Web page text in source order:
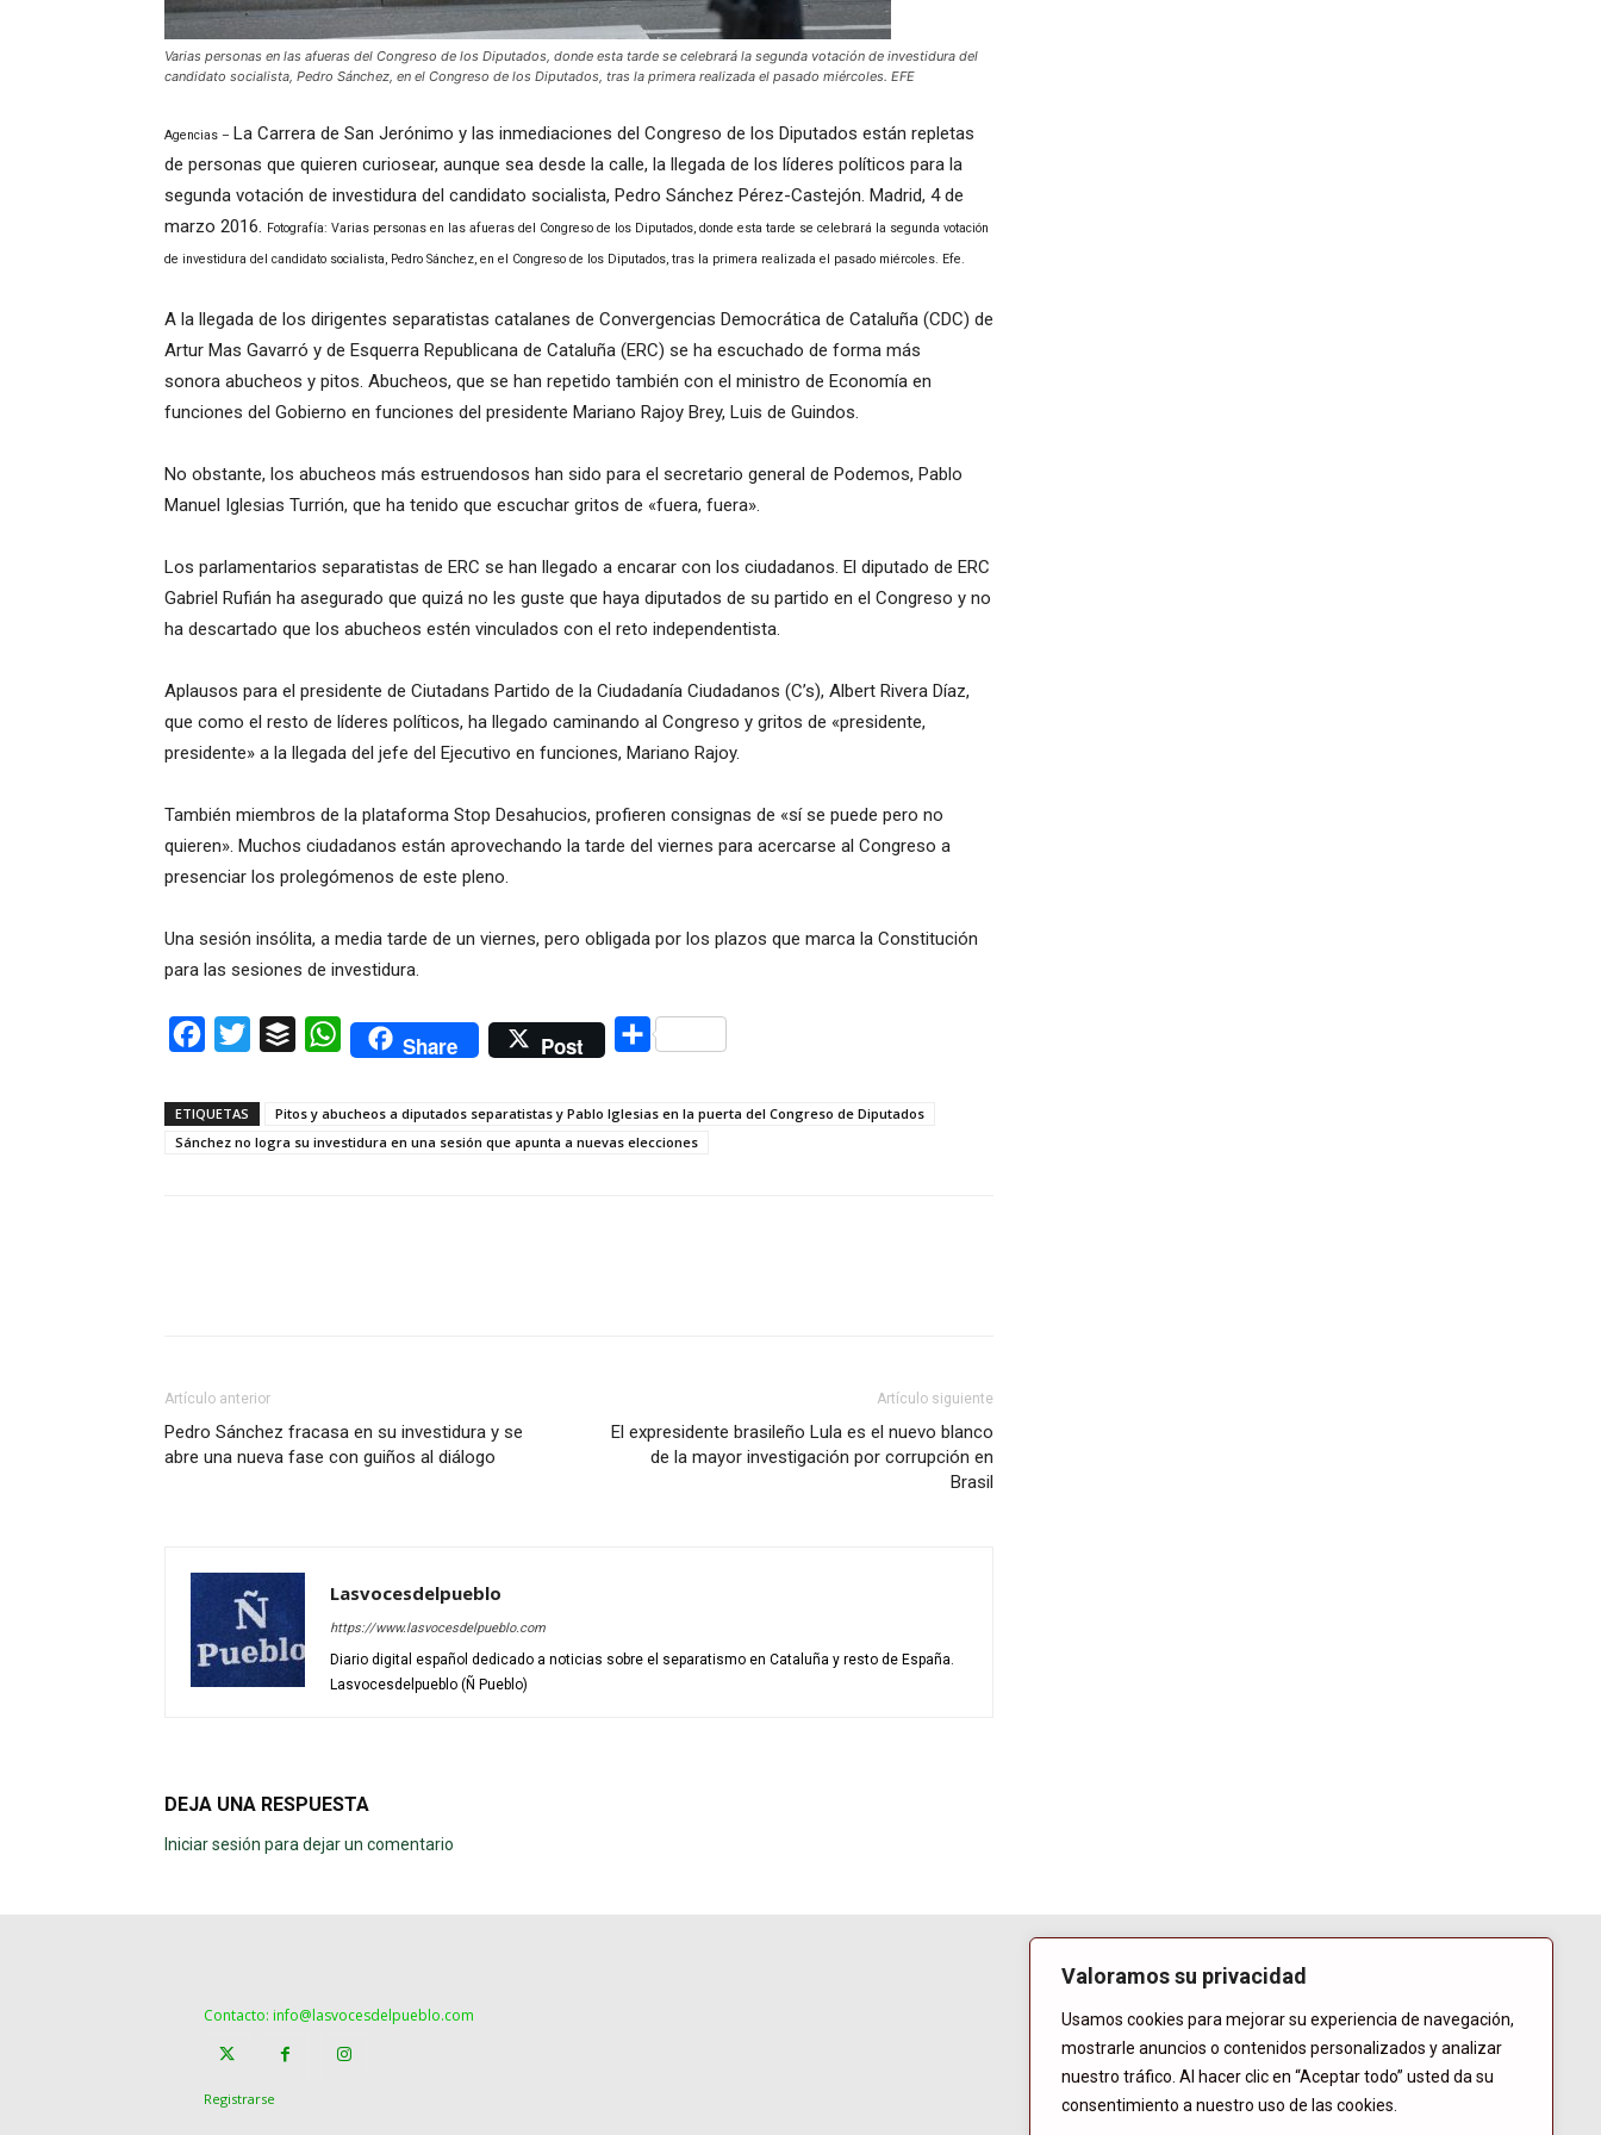
Valoramos su privacidad
Usamos cookies para mejorar su experiencia de navegación,
mostrarle anuncios o contenidos personalizados y analizar
nuestro tráfico. Al hacer clic en “Aceptar todo” usted da su
consentimiento a nuestro uso de las cookies.
Varias personas en las afueras del Congreso de los Diputados, donde esta tarde se celebrará la segunda votación de investidura del
candidato socialista, Pedro Sánchez, en el Congreso de los Diputados, tras la primera realizada el pasado miércoles. EFE
Agencias – La Carrera de San Jerónimo y las inmediaciones del Congreso de los Diputados están repletas
de personas que quieren curiosear, aunque sea desde la calle, la llegada de los líderes políticos para la
segunda votación de investidura del candidato socialista, Pedro Sánchez Pérez-Castejón. Madrid, 4 de
marzo 2016. Fotografía: Varias personas en las afueras del Congreso de los Diputados, donde esta tarde se celebrará la segunda votación
de investidura del candidato socialista, Pedro Sánchez, en el Congreso de los Diputados, tras la primera realizada el pasado miércoles. Efe.
A la llegada de los dirigentes separatistas catalanes de Convergencias Democrática de Cataluña (CDC) de
Artur Mas Gavarró y de Esquerra Republicana de Cataluña (ERC) se ha escuchado de forma más
sonora abucheos y pitos. Abucheos, que se han repetido también con el ministro de Economía en
funciones del Gobierno en funciones del presidente Mariano Rajoy Brey, Luis de Guindos.
No obstante, los abucheos más estruendosos han sido para el secretario general de Podemos, Pablo
Manuel Iglesias Turrión, que ha tenido que escuchar gritos de «fuera, fuera».
Los parlamentarios separatistas de ERC se han llegado a encarar con los ciudadanos. El diputado de ERC
Gabriel Rufián ha asegurado que quizá no les guste que haya diputados de su partido en el Congreso y no
ha descartado que los abucheos estén vinculados con el reto independentista.
Aplausos para el presidente de Ciutadans Partido de la Ciudadanía Ciudadanos (C’s), Albert Rivera Díaz,
que como el resto de líderes políticos, ha llegado caminando al Congreso y gritos de «presidente,
presidente» a la llegada del jefe del Ejecutivo en funciones, Mariano Rajoy.
También miembros de la plataforma Stop Desahucios, profieren consignas de «sí se puede pero no
quieren». Muchos ciudadanos están aprovechando la tarde del viernes para acercarse al Congreso a
presenciar los prolegómenos de este pleno.
Una sesión insólita, a media tarde de un viernes, pero obligada por los plazos que marca la Constitución
para las sesiones de investidura.
Facebook
Twitter Buffer WhatsAppShare Post Compartir
ETIQUETAS
Pitos y abucheos a diputados separatistas y Pablo Iglesias en la puerta del Congreso de Diputados
Sánchez no logra su investidura en una sesión que apunta a nuevas elecciones
Artículo anterior
Pedro Sánchez fracasa en su investidura y se
abre una nueva fase con guiños al diálogo
Artículo siguiente
El expresidente brasileño Lula es el nuevo blanco
de la mayor investigación por corrupción en
Brasil
Lasvocesdelpueblo
https://www.lasvocesdelpueblo.com
Diario digital español dedicado a noticias sobre el separatismo en Cataluña y resto de España.
Lasvocesdelpueblo (Ñ Pueblo)
DEJA UNA RESPUESTA
Iniciar sesión para dejar un comentario
Contacto: info@lasvocesdelpueblo.com
Registrarse